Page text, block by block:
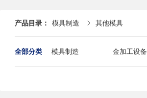
产品目录： 模具制造  其他模具
全部分类 模具制造 金加工设备